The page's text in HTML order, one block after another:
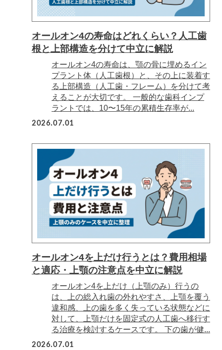
オールオン4の寿命はどれくらい？人工歯
根と上部構造を分けて中立に解説
オールオン4の寿命は、顎の骨に埋めるイン
プラント体（人工歯根）と、その上に装着す
る上部構造（人工歯・フレーム）を分けて考
えることが大切です。 一般的な歯科インプ
ラントでは、10〜15年の累積生存率が...
2026.07.01
オールオン4を上だけ行うとは？費用相場
と適応・上顎の注意点を中立に解説
オールオン4を上だけ（上顎のみ）行うの
は、上の総入れ歯の外れやすさ、上顎を覆う
違和感、上の歯を多く失っている状態などに
対して、上顎だけを固定式の人工歯へ移行す
る治療を検討するケースです。 下の歯が健...
2026.07.01